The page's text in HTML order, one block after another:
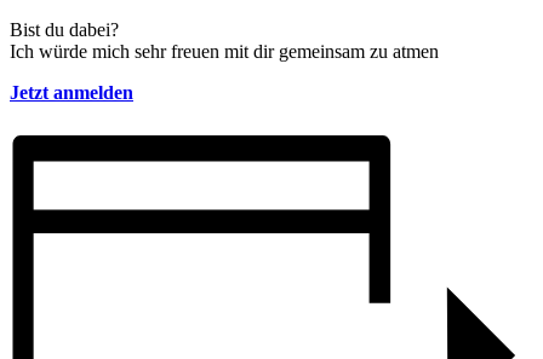
Bist du dabei?
Ich würde mich sehr freuen mit dir gemeinsam zu atmen
Jetzt anmelden